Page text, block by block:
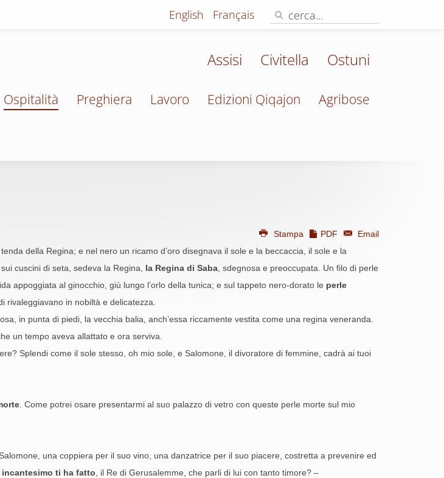
English Français
Assisi Civitella Ostuni
Ospitalità Preghiera Lavoro Edizioni Qiqajon Agribose
Stampa PDF Email
della Regina; e nel nero un ricamo d’oro disegnava il sole e la beccaccia, il sole e la
cuscini di seta, sedeva la Regina,
la Regina di Saba , sdegnosa e preoccupata. Un filo di perle
appoggiata al ginocchio, giù lungo l’orlo della tunica; e sul tappeto nero-dorato le perle
rivaleggiavano in nobiltà e delicatezza.
in punta di piedi, la vecchia balia, anch’essa riccamente vestita come una regina veneranda.
un tempo aveva allattato e ora serviva.
Splendi come il sole stesso, oh mio sole, e Salomone, il divoratore di femmine, cadrà ai tuoi
. Come potrei osare presentarmi al suo palazzo di vetro con queste perle morte sul mio
una coppiera per il suo vino, una danzatrice per il suo piacere, costretta a prevenire ed
incantesimo ti ha fatto , il Re di Gerusalemme, che parli di lui con tanto timore? –